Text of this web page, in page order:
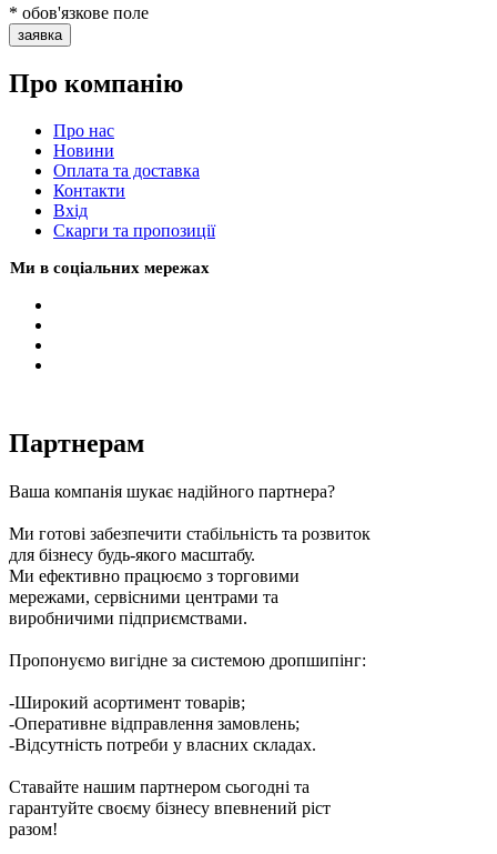
* обов'язкове поле
заявка
Про компанію
Про нас
Новини
Оплата та доставка
Контакти
Вхiд
Скарги та пропозиції
Ми в соціальних мережах
Партнерам
Ваша компанія шукає надійного партнера?
Ми готові забезпечити стабільність та розвиток
для бізнесу будь-якого масштабу.
Ми ефективно працюємо з торговими
мережами, сервісними центрами та
виробничими підприємствами.
Пропонуємо вигідне за системою дропшипінг:
-Широкий асортимент товарів;
-Оперативне відправлення замовлень;
-Відсутність потреби у власних складах.
Ставайте нашим партнером сьогодні та
гарантуйте своєму бізнесу впевнений ріст
разом!